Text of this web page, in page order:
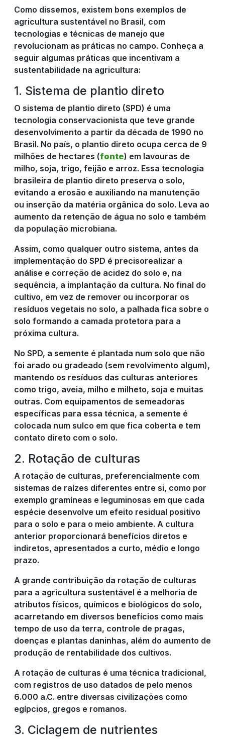
Como dissemos, existem bons exemplos de
agricultura sustentável no Brasil, com
tecnologias e técnicas de manejo que
revolucionam as práticas no campo. Conheça a
seguir algumas práticas que incentivam a
sustentabilidade na agricultura:
1. Sistema de plantio direto
O sistema de plantio direto (SPD) é uma
tecnologia conservacionista que teve grande
desenvolvimento a partir da década de 1990 no
Brasil. No país, o plantio direto ocupa cerca de 9
milhões de hectares (fonte) em lavouras de
milho, soja, trigo, feijão e arroz. Essa tecnologia
brasileira de plantio direto preserva o solo,
evitando a erosão e auxiliando na manutenção
ou inserção da matéria orgânica do solo. Leva ao
aumento da retenção de água no solo e também
da população microbiana.
Assim, como qualquer outro sistema, antes da
implementação do SPD é precisorealizar a
análise e correção de acidez do solo e, na
sequência, a implantação da cultura. No final do
cultivo, em vez de remover ou incorporar os
resíduos vegetais no solo, a palhada fica sobre o
solo formando a camada protetora para a
próxima cultura.
No SPD, a semente é plantada num solo que não
foi arado ou gradeado (sem revolvimento algum),
mantendo os resíduos das culturas anteriores
como trigo, aveia, milho e milheto, soja e muitas
outras. Com equipamentos de semeadoras
específicas para essa técnica, a semente é
colocada num sulco em que fica coberta e tem
contato direto com o solo.
2. Rotação de culturas
A rotação de culturas, preferencialmente com
sistemas de raízes diferentes entre si, como por
exemplo gramíneas e leguminosas em que cada
espécie desenvolve um efeito residual positivo
para o solo e para o meio ambiente. A cultura
anterior proporcionará benefícios diretos e
indiretos, apresentados a curto, médio e longo
prazo.
A grande contribuição da rotação de culturas
para a agricultura sustentável é a melhoria de
atributos físicos, químicos e biológicos do solo,
acarretando em diversos benefícios como mais
tempo de uso da terra, controle de pragas,
doenças e plantas daninhas, além do aumento de
produção de rentabilidade dos cultivos.
A rotação de culturas é uma técnica tradicional,
com registros de uso datados de pelo menos
6.000 a.C. entre diversas civilizações como
egípcios, gregos e romanos.
3. Ciclagem de nutrientes